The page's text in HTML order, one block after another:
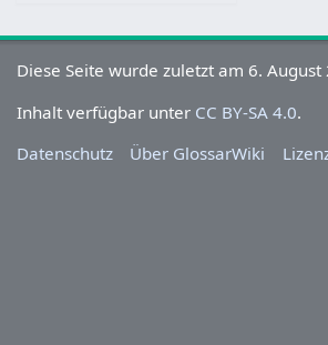
Diese Seite wurde zuletzt am 6.
Inhalt verfügbar unter CC BY-SA 4.0.
Datenschutz
Über GlossarWiki